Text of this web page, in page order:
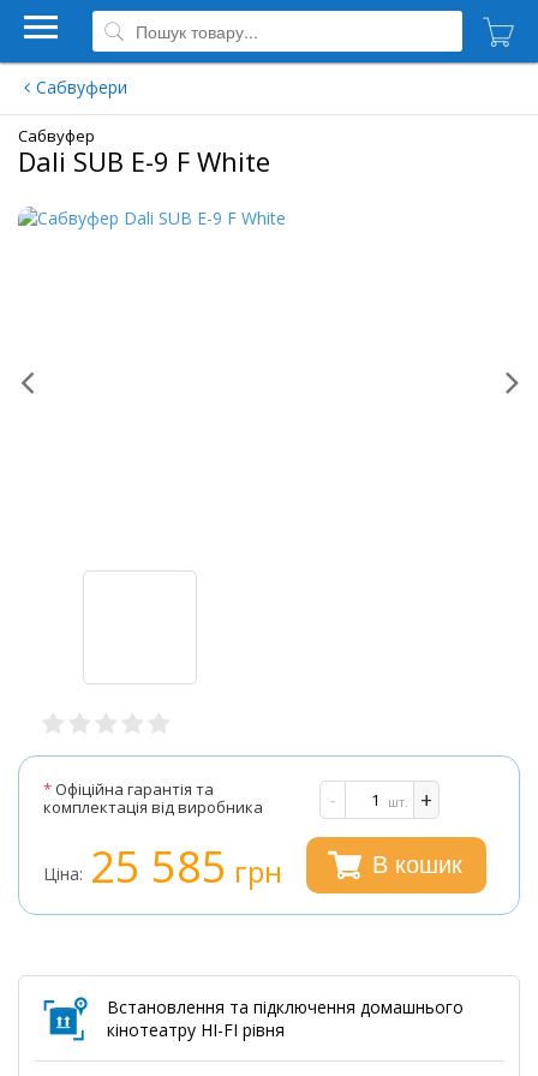
Сабвуфери
Сабвуфер
Dali SUB E-9 F White
*Офіційна гарантія та
комплектація від виробника
- +
шт.
Ціна: 25 585 грн В кошик
Встановлення та підключення домашнього
кінотеатру HI-FI рівня